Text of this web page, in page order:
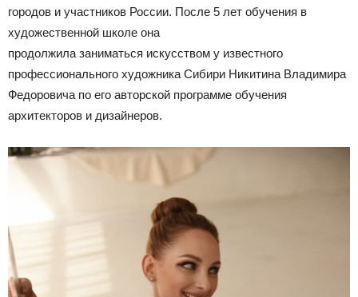
городов и участников России. После 5 лет обучения в
художественной школе она
продолжила заниматься искусством у известного
профессионального художника Сибири Никитина Владимира
Федоровича по его авторской программе обучения
архитекторов и дизайнеров.